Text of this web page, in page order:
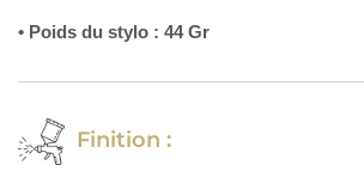
• Poids du stylo : 44 Gr
Finition :